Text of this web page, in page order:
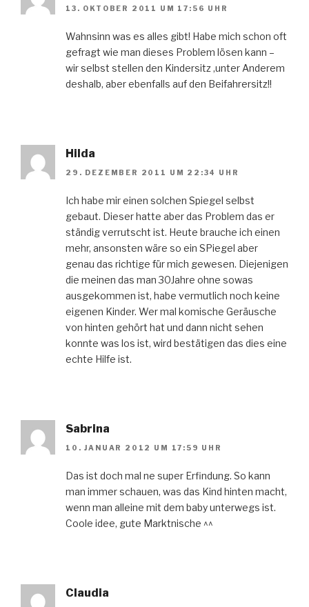
13. OKTOBER 2011 UM 17:56 UHR
Wahnsinn was es alles gibt! Habe mich schon oft
gefragt wie man dieses Problem lösen kann –
wir selbst stellen den Kindersitz ,unter Anderem
deshalb, aber ebenfalls auf den Beifahrersitz!!
Hilda
29. DEZEMBER 2011 UM 22:34 UHR
Ich habe mir einen solchen Spiegel selbst
gebaut. Dieser hatte aber das Problem das er
ständig verrutscht ist. Heute brauche ich einen
mehr, ansonsten wäre so ein SPiegel aber
genau das richtige für mich gewesen. Diejenigen
die meinen das man 30Jahre ohne sowas
ausgekommen ist, habe vermutlich noch keine
eigenen Kinder. Wer mal komische Geräusche
von hinten gehört hat und dann nicht sehen
konnte was los ist, wird bestätigen das dies eine
echte Hilfe ist.
Sabrina
10. JANUAR 2012 UM 17:59 UHR
Das ist doch mal ne super Erfindung. So kann
man immer schauen, was das Kind hinten macht,
wenn man alleine mit dem baby unterwegs ist.
Coole idee, gute Marktnische ^^
Claudia